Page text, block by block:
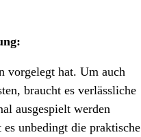
vorgelegt hat. Um auch
braucht es verlässliche
ausgespielt werden
unbedingt die praktische